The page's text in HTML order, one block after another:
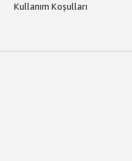
Kullanım Koşulları